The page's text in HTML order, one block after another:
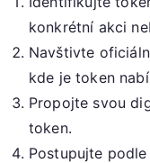
konkrétní akci
Navštivte
kde je token
Propojte svou
token.
Postupujte